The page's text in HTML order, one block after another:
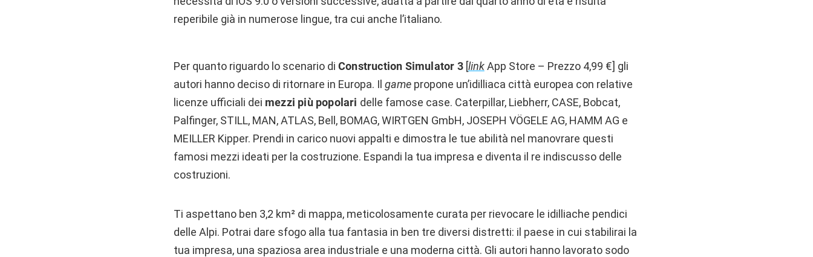
reperibile già in numerose lingue, tra cui anche l’italiano.
Per quanto riguardo lo scenario di Construction Simulator 3[linkApp Store – Prezzo 4,99 €] gli
autori hanno deciso di ritornare in Europa. Il game propone un’idilliaca città europea con relative
licenze ufficiali dei mezzi più popolari delle famose case. Caterpillar, Liebherr, CASE, Bobcat,
Palfinger, STILL, MAN, ATLAS, Bell, BOMAG, WIRTGEN GmbH, JOSEPH VÖGELE AG, HAMM AG e
MEILLER Kipper. Prendi in carico nuovi appalti e dimostra le tue abilità nel manovrare questi
famosi mezzi ideati per la costruzione. Espandi la tua impresa e diventa il re indiscusso delle
costruzioni.
Ti aspettano ben 3,2 km² di mappa, meticolosamente curata per rievocare le idilliache pendici
delle Alpi. Potrai dare sfogo alla tua fantasia in ben tre diversi distretti: il paese in cui stabilirai la
tua impresa, una spaziosa area industriale e una moderna città. Gli autori hanno lavorato sodo